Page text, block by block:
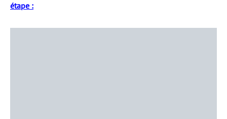
étape :